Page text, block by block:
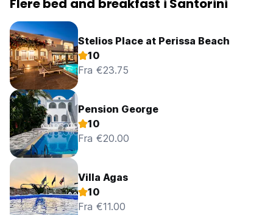
Flere bed and breakfast i Santorini
Stelios Place at Perissa Beach
10
Fra €23.75
Pension George
10
Fra €20.00
Villa Agas
10
Fra €11.00